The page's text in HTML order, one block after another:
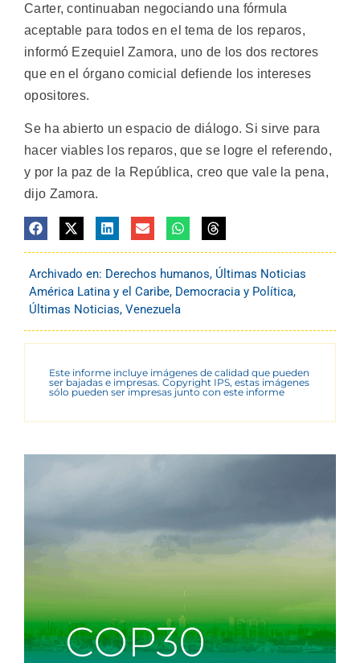
Carter, continuaban negociando una fórmula
aceptable para todos en el tema de los reparos,
informó Ezequiel Zamora, uno de los dos rectores
que en el órgano comicial defiende los intereses
opositores.
Se ha abierto un espacio de diálogo. Si sirve para
hacer viables los reparos, que se logre el referendo,
y por la paz de la República, creo que vale la pena,
dijo Zamora.
Archivado en: Derechos humanos, Últimas Noticias
América Latina y el Caribe, Democracia y Política,
Últimas Noticias, Venezuela
Este informe incluye imágenes de calidad que pueden
ser bajadas e impresas. Copyright IPS, estas imágenes
sólo pueden ser impresas junto con este informe